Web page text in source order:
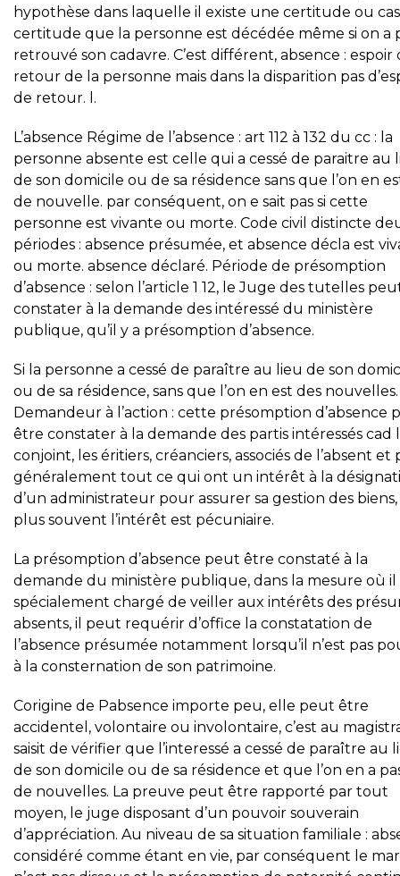
hypothèse dans laquelle il existe une certitude ou
certitude que la personne est décédée même si on a
retrouvé son cadavre. C’est différent, absence : espoir
retour de la personne mais dans la disparition pas
de retour. l.
L’absence Régime de l’absence : art 112 à 132 du cc : la
personne absente est celle qui a cessé de paraitre au
de son domicile ou de sa résidence sans que l’on en
de nouvelle. par conséquent, on e sait pas si cette
personne est vivante ou morte. Code civil distincte
périodes : absence présumée, et absence décla est
ou morte. absence déclaré. Période de présomption
d’absence : selon l’article 1 12, le Juge des tutelles
constater à la demande des intéressé du ministère
publique, qu’il y a présomption d’absence.
Si la personne a cessé de paraître au lieu de son
ou de sa résidence, sans que l’on en est des nouvelles.
Demandeur à l’action : cette présomption d’absence
être constater à la demande des partis intéressés cad
conjoint, les éritiers, créanciers, associés de l’absent et
généralement tout ce qui ont un intérêt à la
d’un administrateur pour assurer sa gestion des
plus souvent l’intérêt est pécuniaire.
La présomption d’absence peut être constaté à la
demande du ministère publique, dans la mesure où il
spécialement chargé de veiller aux intérêts des
absents, il peut requérir d’office la constatation de
l’absence présumée notamment lorsqu’il n’est pas
à la consternation de son patrimoine.
Corigine de Pabsence importe peu, elle peut être
accidentel, volontaire ou involontaire, c’est au
saisit de vérifier que l’interessé a cessé de paraître au
de son domicile ou de sa résidence et que l’on en a
de nouvelles. La preuve peut être rapporté par tout
moyen, le juge disposant d’un pouvoir souverain
d’appréciation. Au niveau de sa situation familiale :
considéré comme étant en vie, par conséquent le